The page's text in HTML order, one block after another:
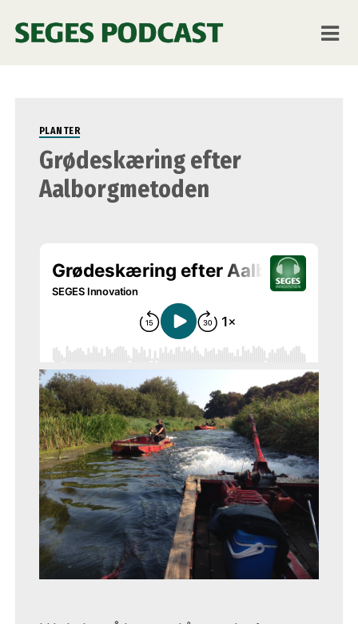
Miljø
PLANTER
Grødeskæring efter
Aalborgmetoden